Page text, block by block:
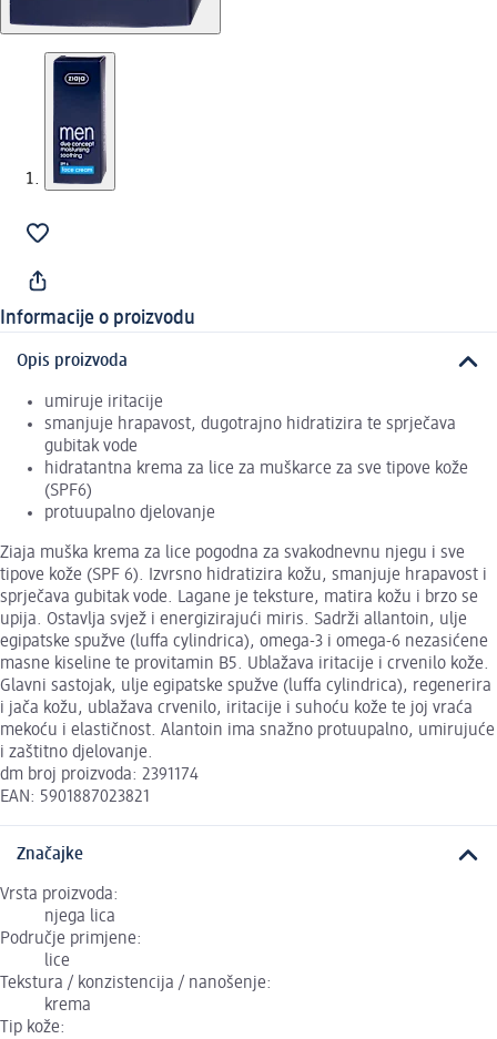
Informacije o proizvodu
Opis proizvoda
umiruje iritacije
smanjuje hrapavost, dugotrajno hidratizira te sprječava
gubitak vode
hidratantna krema za lice za muškarce za sve tipove kože
(SPF6)
protuupalno djelovanje
Ziaja muška krema za lice pogodna za svakodnevnu njegu i sve
tipove kože (SPF 6). Izvrsno hidratizira kožu, smanjuje hrapavost i
sprječava gubitak vode. Lagane je teksture, matira kožu i brzo se
upija. Ostavlja svjež i energizirajući miris. Sadrži allantoin, ulje
egipatske spužve (luffa cylindrica), omega-3 i omega-6 nezasićene
masne kiseline te provitamin B5. Ublažava iritacije i crvenilo kože.
Glavni sastojak, ulje egipatske spužve (luffa cylindrica), regenerira
i jača kožu, ublažava crvenilo, iritacije i suhoću kože te joj vraća
mekoću i elastičnost. Alantoin ima snažno protuupalno, umirujuće
i zaštitno djelovanje.
dm broj proizvoda: 2391174
EAN: 5901887023821
Značajke
Vrsta proizvoda:
njega lica
Područje primjene:
lice
Tekstura / konzistencija / nanošenje:
krema
Tip kože: